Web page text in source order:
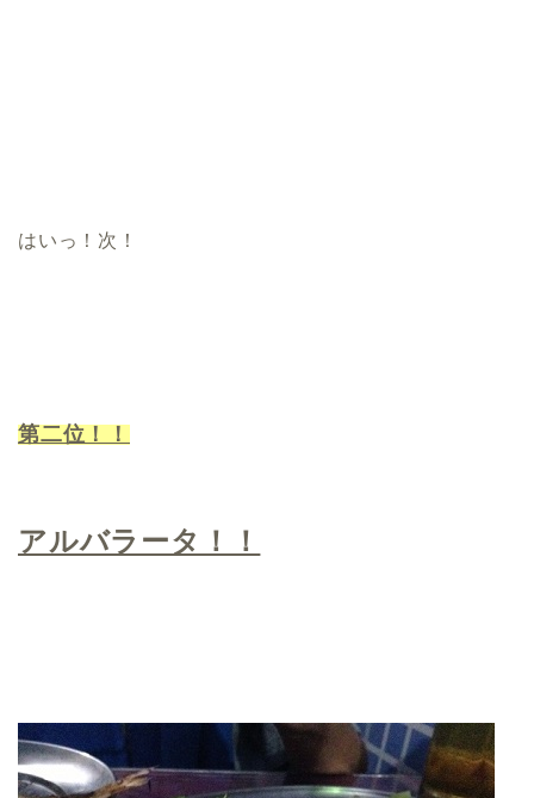
はいっ！次！
第二位！！
アルバラータ！！